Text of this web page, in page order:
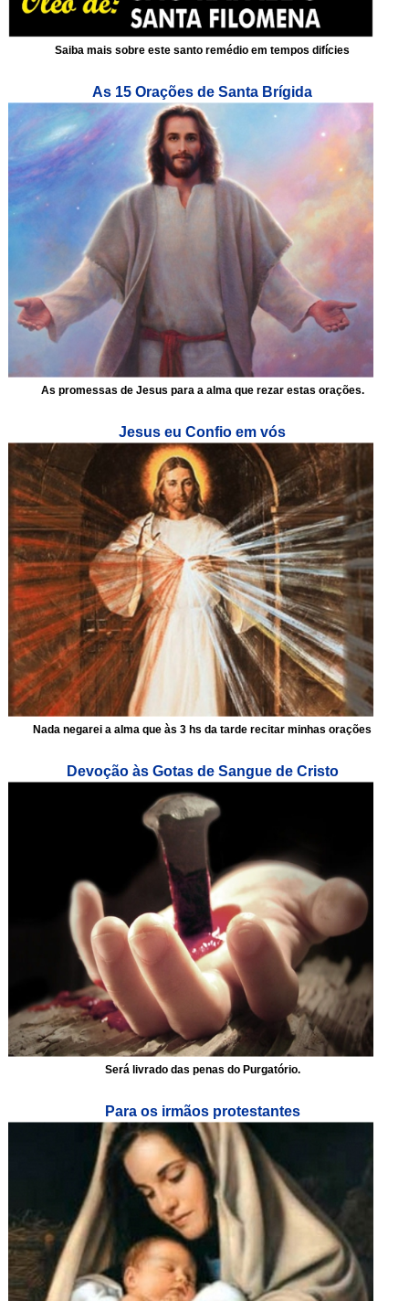
Saiba mais sobre este santo remédio em tempos difícies
As 15 Orações de Santa Brígida
As promessas de Jesus para a alma que rezar estas orações.
Jesus eu Confio em vós
Nada negarei a alma que às 3 hs da tarde recitar minhas orações
Devoção às Gotas de Sangue de Cristo
Será livrado das penas do Purgatório.
Para os irmãos protestantes